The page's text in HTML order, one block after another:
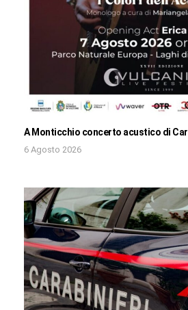
A Monticchio concerto acustico di
6 Agosto 2026